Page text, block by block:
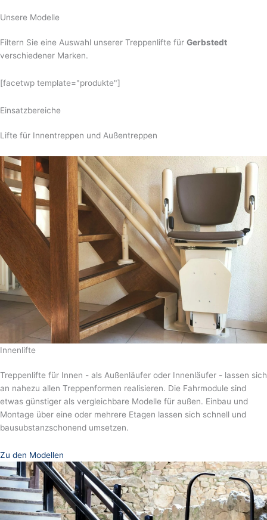
Unsere Modelle
Filtern Sie eine Auswahl unserer Treppenlifte für Gerbstedt
verschiedener Marken.
[facetwp template="produkte"]
Einsatzbereiche
Lifte für Innentreppen und Außentreppen
Innenlifte
Treppenlifte für Innen - als Außenläufer oder Innenläufer - lassen sich
an nahezu allen Treppenformen realisieren. Die Fahrmodule sind
etwas günstiger als vergleichbare Modelle für außen. Einbau und
Montage über eine oder mehrere Etagen lassen sich schnell und
bausubstanzschonend umsetzen.
Zu den Modellen